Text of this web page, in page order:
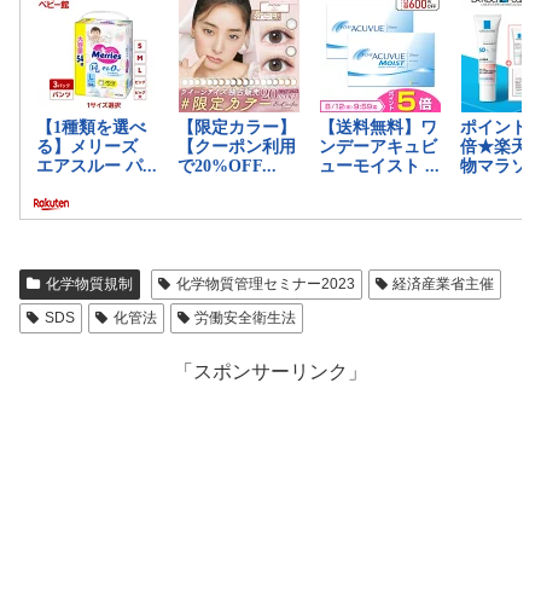
化学物質規制 化学物質管理セミナー2023
経済産業省主催
SDS
化管法 労働安全衛生法
「スポンサーリンク」